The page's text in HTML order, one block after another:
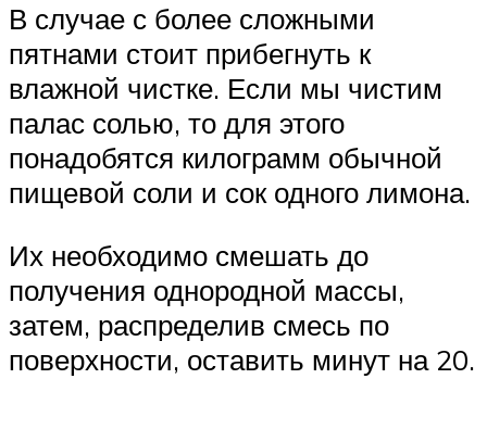
В случае с более сложными
пятнами стоит прибегнуть к
влажной чистке. Если мы чистим
палас солью, то для этого
понадобятся килограмм обычной
пищевой соли и сок одного лимона.
Их необходимо смешать до
получения однородной массы,
затем, распределив смесь по
поверхности, оставить минут на 20.